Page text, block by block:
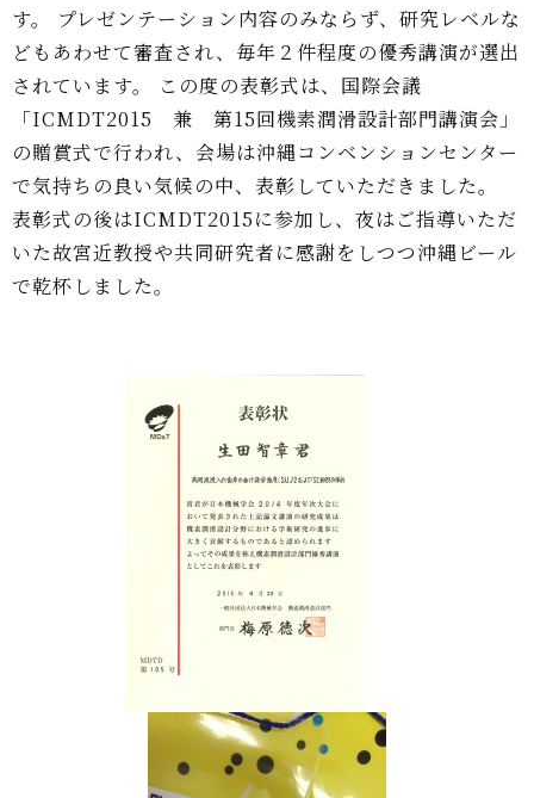
す。 プレゼンテーション内容のみならず、研究レベルな
どもあわせて審査され、毎年２件程度の優秀講演が選出
されています。 この度の表彰式は、国際会議
「ICMDT2015 兼 第15回機素潤滑設計部門講演会」
の贈賞式で行われ、会場は沖縄コンベンションセンター
で気持ちの良い気候の中、表彰していただきました。
表彰式の後はICMDT2015に参加し、夜はご指導いただ
いた故宮近教授や共同研究者に感謝をしつつ沖縄ビール
で乾杯しました。